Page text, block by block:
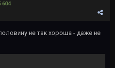
604
не так хороша - даже не